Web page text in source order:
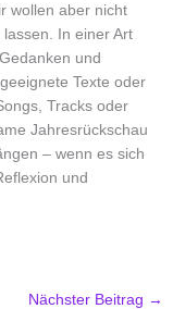
wollen aber nicht
In einer Art
und
Texte oder
Tracks oder
Jahresrückschau
– wenn es sich
und
Nächster Beitrag →